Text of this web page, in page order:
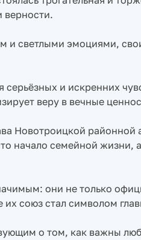
верности.
светлыми эмоциями,
и искренних
веру в вечные
Новотроицкой районной
начало семейной жизни,
они не только
их союз стал символом
о том, как важны